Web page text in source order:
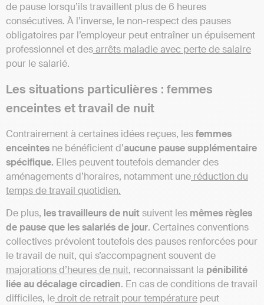
de pause lorsqu’ils travaillent plus de 6 heures
consécutives. À l’inverse, le non-respect des pauses
obligatoires par l’employeur peut entraîner un épuisement
professionnel et desarrêts maladie avec perte de salaire
pour le salarié.
Les situations particulières : femmes
enceintes et travail de nuit
Contrairement à certaines idées reçues, lesfemmes
enceintes ne bénéficient d’aucune pause supplémentaire
spécifique. Elles peuvent toutefois demander des
aménagements d’horaires, notamment une réduction du
temps de travail quotidien.
De plus, les travailleurs de nuitsuivent les mêmes règles
de pause que les salariés de jour. Certaines conventions
collectives prévoient toutefois des pauses renforcées pour
le travail de nuit, qui s’accompagnent souvent de
majorations d’heures de nuit, reconnaissant la pénibilité
liée au décalage circadien. En cas de conditions de travail
difficiles, ledroit de retrait pour température peut